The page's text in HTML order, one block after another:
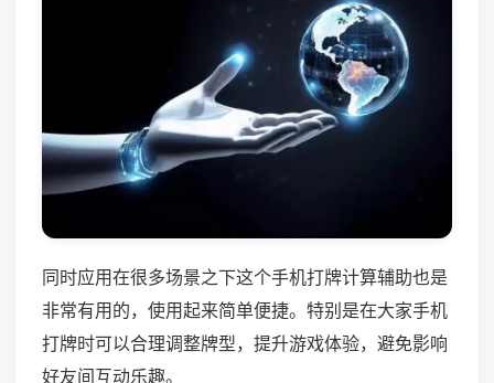
同时应用在很多场景之下这个手机打牌计算辅助也是
非常有用的，使用起来简单便捷。特别是在大家手机
打牌时可以合理调整牌型，提升游戏体验，避免影响
好友间互动乐趣。